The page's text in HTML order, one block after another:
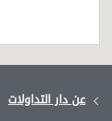
عن دار التداولات